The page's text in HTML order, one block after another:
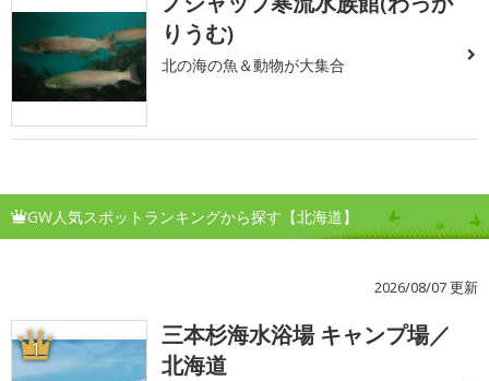
りうむ)
北の海の魚＆動物が大集合
GW人気スポットランキングから探す【北海道】
2026/08/07 更新
1
三本杉海水浴場 キャンプ場／
北海道